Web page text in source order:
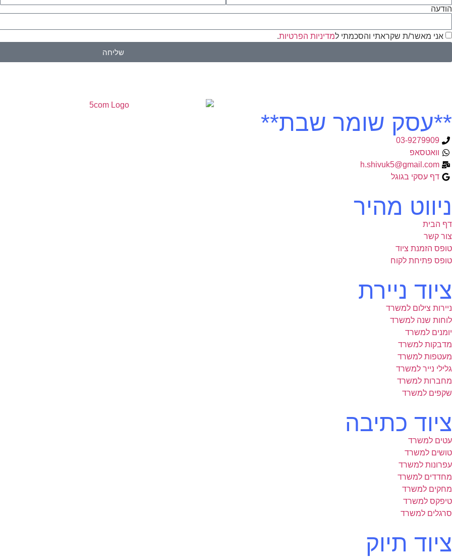
הודעה
אני מאשר/ת שקראתי והסכמתי למדיניות הפרטיות.
שליחה
**עסק שומר שבת**
03-9279909
וואטסאפ
h.shivuk5@gmail.com
דף עסקי בגוגל
ניווט מהיר
דף הבית
צור קשר
טופס הזמנת ציוד
טופס פתיחת לקוח
ציוד ניירת
ניירות צילום למשרד
לוחות שנה למשרד
יומנים למשרד
מדבקות למשרד
מעטפות למשרד
גלילי נייר למשרד
מחברות למשרד
שקפים למשרד
ציוד כתיבה
עטים למשרד
טושים למשרד
עפרונות למשרד
מחדדים למשרד
מחקים למשרד
טיפקס למשרד
סרגלים למשרד
ציוד תיוק